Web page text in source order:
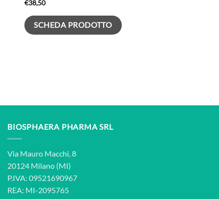
€38,50
SCHEDA PRODOTTO
BIOSPHAERA PHARMA SRL
Via Mauro Macchi, 8
20124 Milano (MI)
P.IVA: 09521690967
REA: MI-2095765